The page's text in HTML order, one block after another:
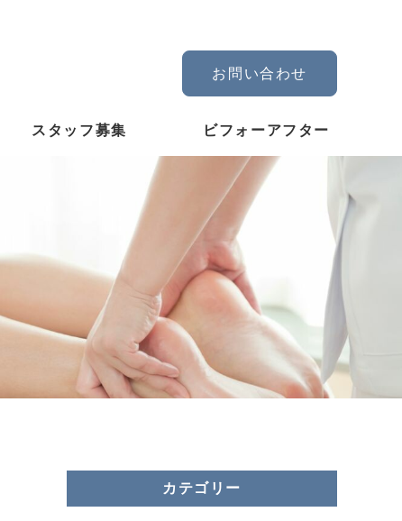
お問い合わせ
スタッフ募集 ビフォーアフター
カテゴリー